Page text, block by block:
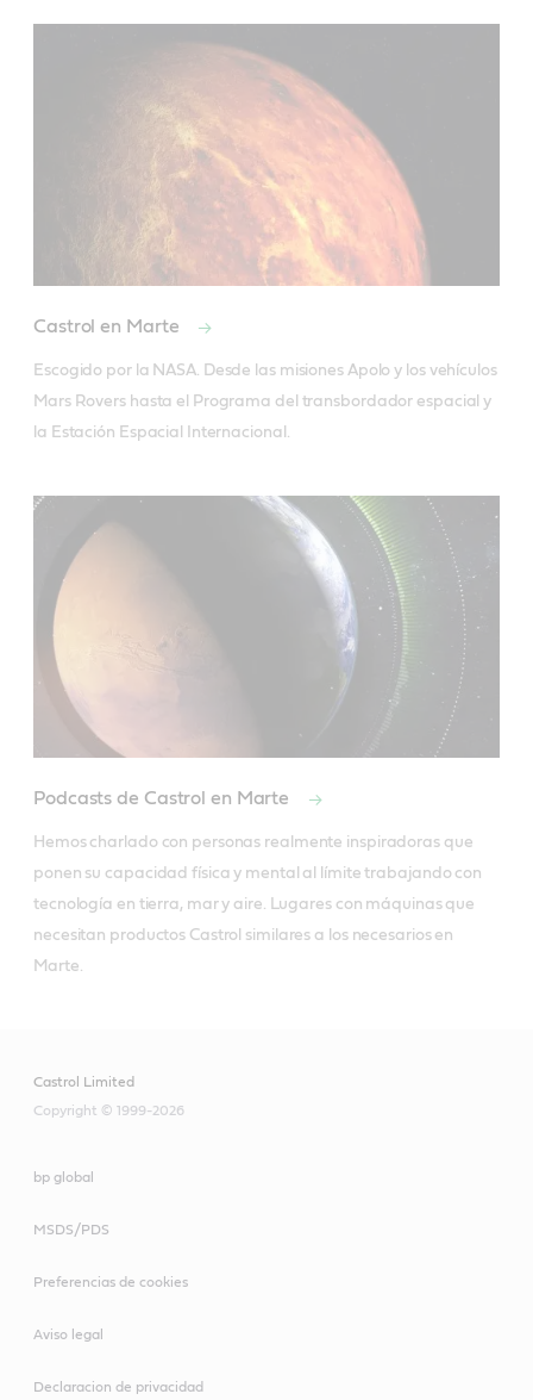
Castrol en Marte
Escogido por la NASA. Desde las misiones Apolo y los vehículos
Mars Rovers hasta el Programa del transbordador espacial y
la Estación Espacial Internacional.
Podcasts de Castrol en Marte
Hemos charlado con personas realmente inspiradoras que
ponen su capacidad física y mental al límite trabajando con
tecnología en tierra, mar y aire. Lugares con máquinas que
necesitan productos Castrol similares a los necesarios en
Marte.
Castrol Limited
Copyright © 1999-2026
bp global
MSDS/PDS
Preferencias de cookies
Aviso legal
Declaracion de privacidad